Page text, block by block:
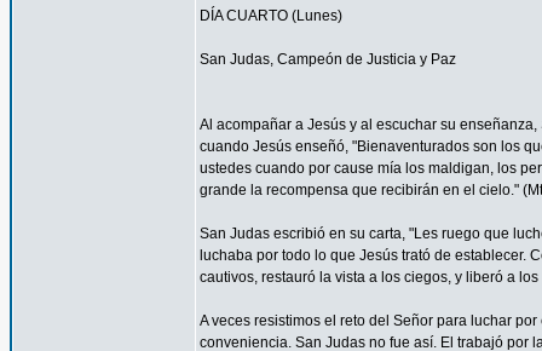
DÍA CUARTO (Lunes)
San Judas, Campeón de Justicia y Paz
Al acompañar a Jesús y al escuchar su
cuando Jesús enseñó, "Bienaventurados son los
ustedes cuando por cause mía los maldigan, los
grande la recompensa que recibirán en el cielo."
San Judas escribió en su carta, "Les ruego que
luchaba por todo lo que Jesús trató de establecer.
cautivos, restauró la vista a los ciegos, y liberó a
A veces resistimos el reto del Señor para luchar
conveniencia. San Judas no fue así. El trabajó por